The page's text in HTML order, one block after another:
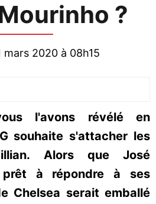
?
mars 2020 à 08h15
l'avons révélé en
souhaite s'attacher les
Alors que José
prêt à répondre à ses
Chelsea serait emballé